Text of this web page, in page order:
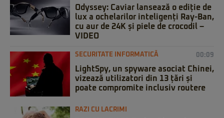
Odyssey: Caviar lansează o ediție de
lux a ochelarilor inteligenți Ray-Ban,
cu aur de 24K și piele de crocodil –
VIDEO
SECURITATE INFORMATICĂ 00:09
LightSpy, un spyware asociat Chinei,
vizează utilizatori din 13 țări și
poate compromite inclusiv routere
RAZI CU LACRIMI